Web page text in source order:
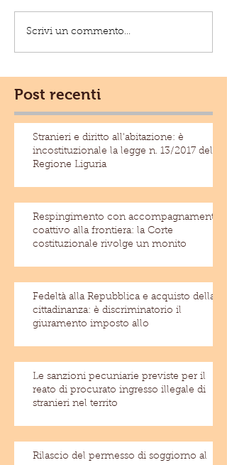
Post recenti
Scrivi un commento...
Stranieri e diritto all'abitazione: è
incostituzionale la legge n. 13/2017 della
Regione Liguria
Respingimento con accompagnamento
coattivo alla frontiera: la Corte
costituzionale rivolge un monito
Fedeltà alla Repubblica e acquisto della
cittadinanza: è discriminatorio il
giuramento imposto allo
Le sanzioni pecuniarie previste per il
reato di procurato ingresso illegale di
stranieri nel territo
Rilascio del permesso di soggiorno al